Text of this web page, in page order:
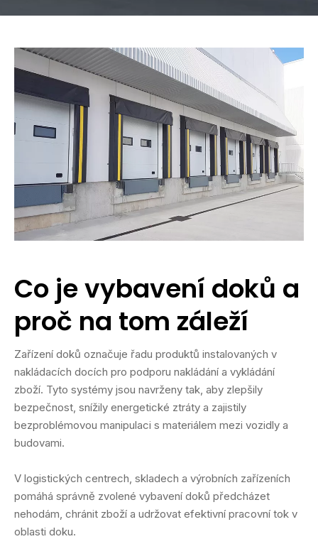
Co je vybavení doků a
proč na tom záleží
Zařízení doků označuje řadu produktů instalovaných v
nakládacích docích pro podporu nakládání a vykládání
zboží. Tyto systémy jsou navrženy tak, aby zlepšily
bezpečnost, snížily energetické ztráty a zajistily
bezproblémovou manipulaci s materiálem mezi vozidly a
budovami.
V logistických centrech, skladech a výrobních zařízeních
pomáhá správně zvolené vybavení doků předcházet
nehodám, chránit zboží a udržovat efektivní pracovní tok v
oblasti doku.